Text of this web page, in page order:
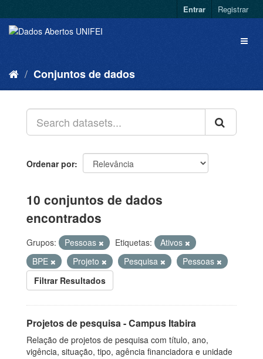
Entrar Registrar
Conjuntos de dados
Ordenar por
10 conjuntos de dados
encontrados
Grupos: Pessoas Etiquetas:
Ativos
BPE
Projeto Pesquisa
Pessoas
Filtrar Resultados
Projetos de pesquisa - Campus Itabira
Relação de projetos de pesquisa com título, ano,
vigência, situação, tipo, agência financiadora e unidade